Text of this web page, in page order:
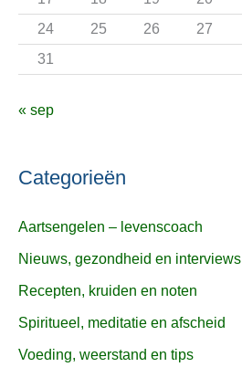
24
25 26 27
31
« sep
Categorieën
Aartsengelen – levenscoach
Nieuws, gezondheid en interviews
Recepten, kruiden en noten
Spiritueel, meditatie en afscheid
Voeding, weerstand en tips